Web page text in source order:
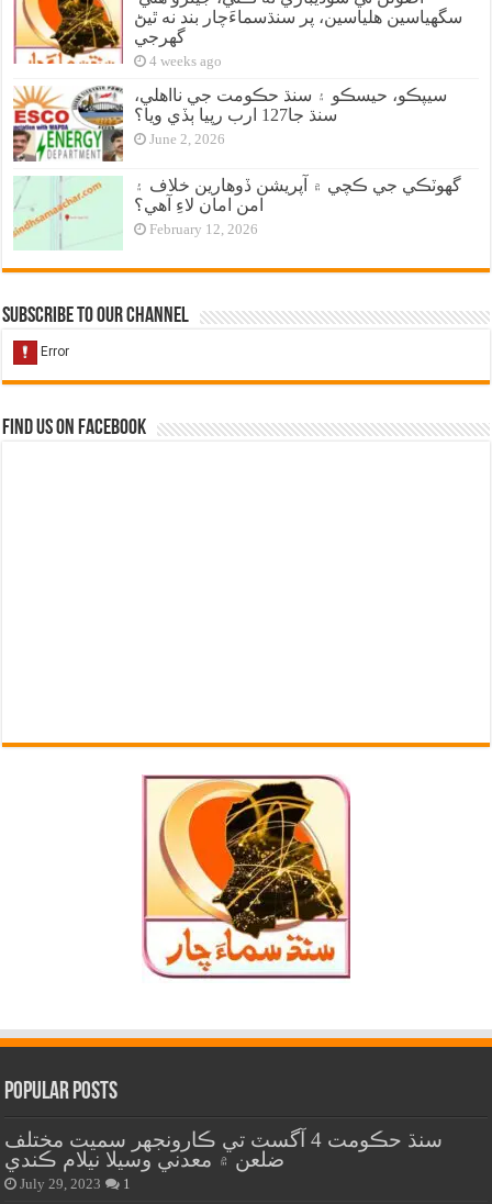
سگهياسين هلياسين، پر سنڌسماءَچار بند نه ٿيڻ
گهرجي
4 weeks ago
سيپڪو، حيسڪو ۽ سنڌ حڪومت جي نااهلي،
سنڌ جا127 ارب رپيا ٻڏي ويا؟
June 2, 2026
گهوٽڪي جي ڪچي ۾ آپريشن ڏوهارين خلاف ۽
امن امان لاءِ آهي؟
February 12, 2026
Subscribe to our Channel
Find us on Facebook
Popular Posts
سنڌ حڪومت 4 آگسٽ تي ڪارونجهر سميت مختلف
ضلعن ۾ معدني وسيلا نيلام ڪندي
July 29, 2023 1